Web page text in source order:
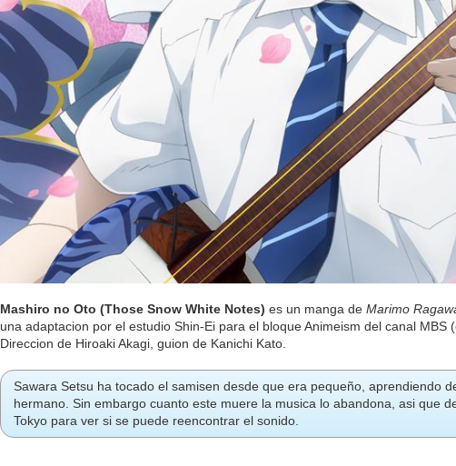
Mashiro no Oto (Those Snow White Notes) es un manga deMarimo
una adaptacion por el estudio Shin-Ei para el bloque Animeism del canal MBS
Direccion de Hiroaki Akagi, guion de Kanichi Kato.
Sawara Setsu ha tocado el samisen desde que era pequeño, aprendiendo
hermano. Sin embargo cuanto este muere la musica lo abandona, asi que
Tokyo para ver si se puede reencontrar el sonido.